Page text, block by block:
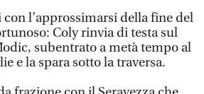
l’approssimarsi della fine del
Coly rinvia di testa sul
subentrato a metà tempo al
e la spara sotto la traversa.